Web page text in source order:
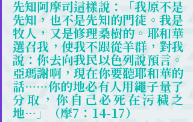
先知阿摩司這樣說：「我原不是
先知，也不是先知的門徒。我是
牧人，又是修理桑樹的。耶和華
選召我，使我不跟從羊群，對我
說：你去向我民以色列說預言。
亞瑪謝啊，現在你要聽耶和華的
話……你的地必有人用繩子量了
分取，你自己必死在污穢之
地…」（摩7：14-17）